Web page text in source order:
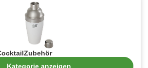
Kategorie anzeigen